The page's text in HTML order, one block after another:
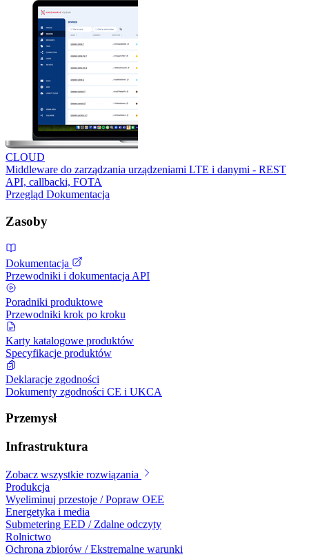
CLOUD
Middleware do zarządzania urządzeniami LTE i danymi - REST
API, callbacki, FOTA
Przegląd Dokumentacja
Zasoby
Dokumentacja
Przewodniki i dokumentacja API
Poradniki produktowe
Przewodniki krok po kroku
Karty katalogowe produktów
Specyfikacje produktów
Deklaracje zgodności
Dokumenty zgodności CE i UKCA
Przemysł
Infrastruktura
Zobacz wszystkie rozwiązania
Produkcja
Wyeliminuj przestoje / Popraw OEE
Energetyka i media
Submetering EED / Zdalne odczyty
Rolnictwo
Ochrona zbiorów / Ekstremalne warunki